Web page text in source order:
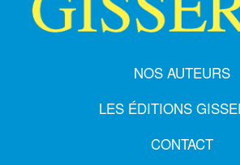
NOS AUTEURS
LES ÉDITIONS
CONTACT